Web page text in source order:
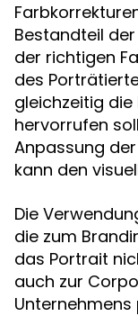
Bestandteil
der richtigen
des
gleichzeitig die
hervorrufen
Anpassung
kann den
Die
die zum
das Portrait
auch zur
Unternehmens